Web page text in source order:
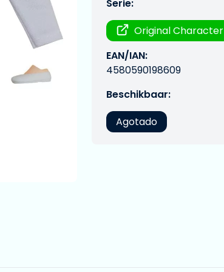
Serie:
Original Character
EAN/IAN:
4580590198609
Beschikbaar:
Agotado